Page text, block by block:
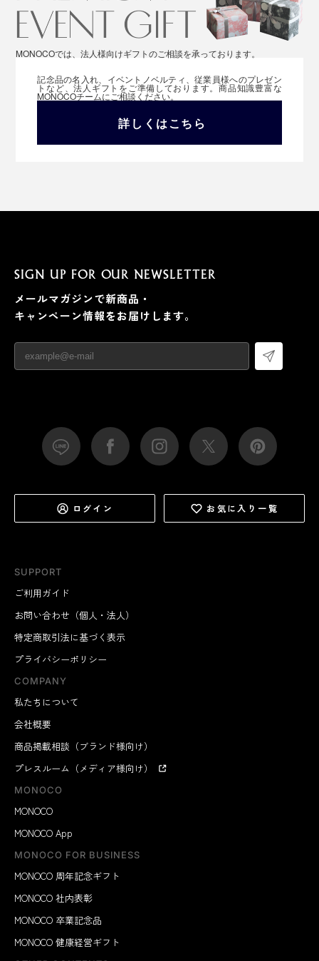
MONOCOでは、法人様向けギフトのご相談を承っております。
記念品の名入れ、イベントノベルティ、従業員様へのプレゼン
トなど、法人ギフトをご準備しております。商品知識豊富な
MONOCOチームにご相談ください。
詳しくはこちら
SUPPORT
ご利用ガイド
お問い合わせ（個人・法人）
特定商取引法に基づく表示
プライバシーポリシー
COMPANY
私たちについて
会社概要
商品掲載相談（ブランド様向け）
プレスルーム（メディア様向け）
MONOCO
MONOCO
MONOCO App
MONOCO FOR BUSINESS
MONOCO 周年記念ギフト
MONOCO 社内表彰
MONOCO 卒業記念品
MONOCO 健康経営ギフト
SIGN UP FOR OUR NEWSLETTER
メールマガジンで新商品・
キャンペーン情報をお届けします。
ログイン お気に入り一覧